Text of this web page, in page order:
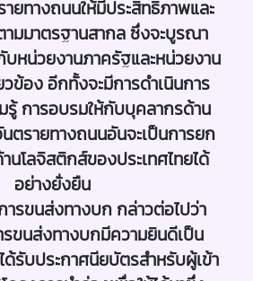
ยทางถนนให้มีประสิทธิภาพและ
มมาตรฐานสากล ซึ่งจะบูรณา
หน่วยงานภาครัฐและหน่วยงาน
ข้อง อีกทั้งจะมีการดำเนินการ
การอบรมให้กับบุคลากรด้าน
ตรายทางถนนอันจะเป็นการยก
โลจิสติกส์ของประเทศไทยได้
อย่างยั่งยืน
รขนส่งทางบก กล่าวต่อไปว่า
ขนส่งทางบกมีความยินดีเป็น
รับประกาศนียบัตรสำหรับผู้เข้า